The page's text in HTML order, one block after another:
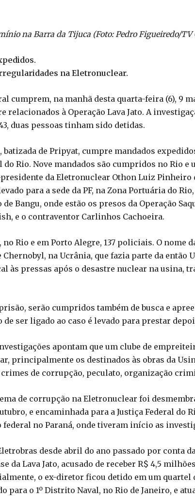
na Barra da Tijuca (Foto: Pedro Figueiredo/TV
na Eletronuclear.
cumprem, na manhã desta quarta-feira (6), 9
relacionados à Operação Lava Jato. A
duas pessoas tinham sido detidas.
batizada de Pripyat, cumpre mandados
do Rio. Nove mandados são cumpridos no Rio e
da Eletronuclear Othon Luiz Pinheiro
para a sede da PF, na Zona Portuária do
Bangu, onde estão os presos da Operação
e o contraventor Carlinhos Cachoeira.
Rio e em Porto Alegre, 137 policiais. O nome
Chernobyl, na Ucrânia, que fazia parte da então
às pressas após o desastre nuclear na usina,
serão cumpridos também de busca e
de ser ligado ao caso é levado para prestar
apontam que um clube de
principalmente os destinados às obras da
de corrupção, peculato, organização
de corrupção na Eletronuclear foi
e encaminhada para a Justiça Federal do
no Paraná, onde tiveram início as
desde abril do ano passado por conta
da Lava Jato, acusado de receber R$ 4,5
o ex-diretor ficou detido em um quartel
para o 1º Distrito Naval, no Rio de Janeiro, e